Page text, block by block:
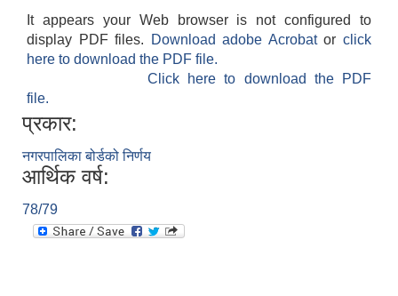
It appears your Web browser is not configured to
display PDF files.
Download adobe Acrobatorclick
here to download the PDF file.
Click here to download the PDF
file.
प्रकार:
नगरपालिका बोर्डको निर्णय
आर्थिक वर्ष:
78/79